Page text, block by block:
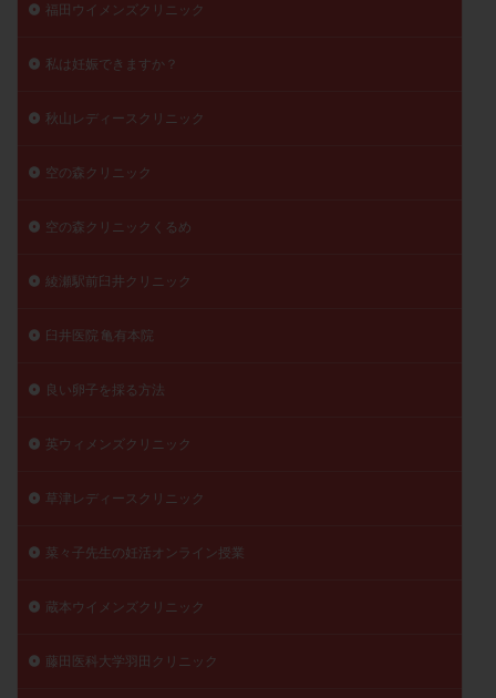
福田ウイメンズクリニック
私は妊娠できますか？
秋山レディースクリニック
空の森クリニック
空の森クリニックくるめ
綾瀬駅前臼井クリニック
臼井医院 亀有本院
良い卵子を採る方法
英ウィメンズクリニック
草津レディースクリニック
菜々子先生の妊活オンライン授業
蔵本ウイメンズクリニック
藤田医科大学羽田クリニック